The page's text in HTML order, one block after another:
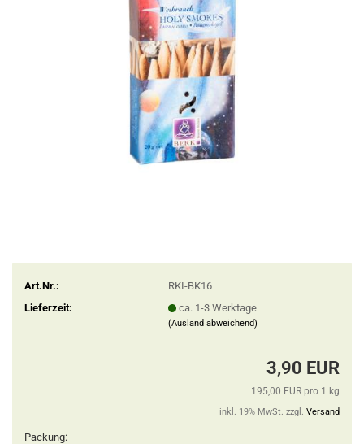
Art.Nr.:
RKI-BK16
Lieferzeit:
ca. 1-3 Werktage
(Ausland abweichend)
3,90 EUR
195,00 EUR pro 1 kg
inkl. 19% MwSt. zzgl. Versand
Packung: